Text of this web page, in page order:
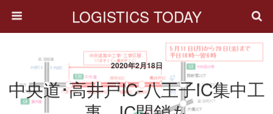
LOGISTICS TODAY
2020年2月18日
中央道･高井戸IC-八王子IC集中工